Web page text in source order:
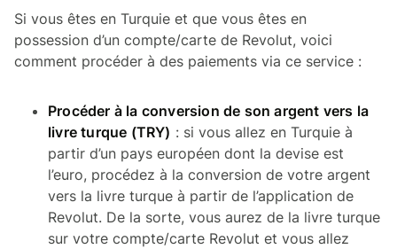
Si vous êtes en Turquie et que vous êtes en
possession d’un compte/carte de Revolut, voici
comment procéder à des paiements via ce service :
Procéder à la conversion de son argent vers la
livre turque (TRY) : si vous allez en Turquie à
partir d’un pays européen dont la devise est
l’euro, procédez à la conversion de votre argent
vers la livre turque à partir de l’application de
Revolut. De la sorte, vous aurez de la livre turque
sur votre compte/carte Revolut et vous allez